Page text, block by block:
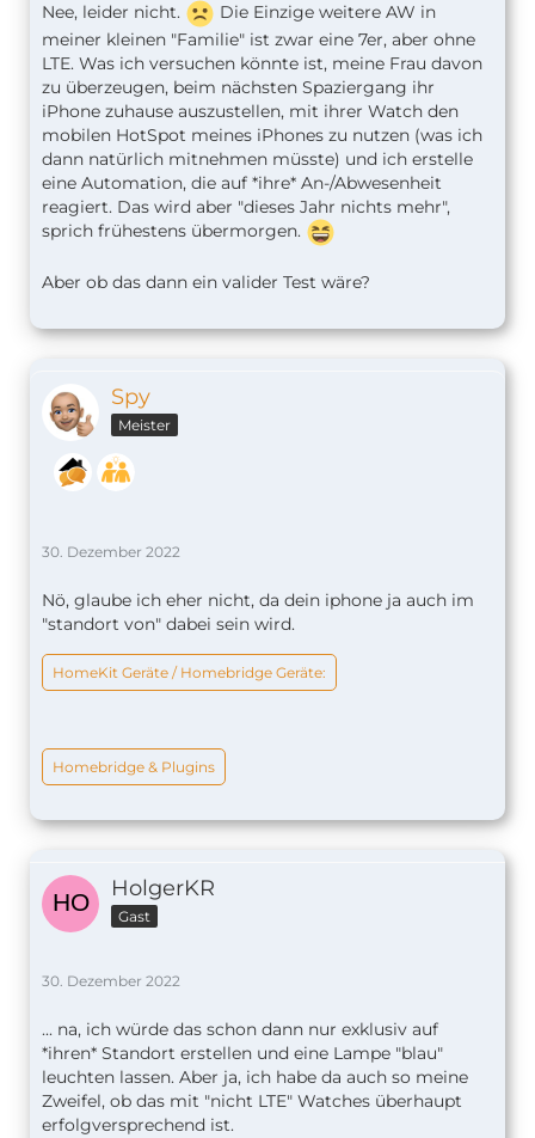
Nee, leider nicht.
Die Einzige weitere AW in
meiner kleinen "Familie" ist zwar eine 7er, aber ohne
LTE. Was ich versuchen könnte ist, meine Frau davon
zu überzeugen, beim nächsten Spaziergang ihr
iPhone zuhause auszustellen, mit ihrer Watch den
mobilen HotSpot meines iPhones zu nutzen (was ich
dann natürlich mitnehmen müsste) und ich erstelle
eine Automation, die auf *ihre* An-/Abwesenheit
reagiert. Das wird aber "dieses Jahr nichts mehr",
sprich frühestens übermorgen.
Aber ob das dann ein valider Test wäre?
Spy
Meister
30. Dezember 2022
Nö, glaube ich eher nicht, da dein iphone ja auch im
"standort von" dabei sein wird.
HomeKit Geräte / Homebridge Geräte:
Homebridge & Plugins
HolgerKR
Gast
30. Dezember 2022
... na, ich würde das schon dann nur exklusiv auf
*ihren* Standort erstellen und eine Lampe "blau"
leuchten lassen. Aber ja, ich habe da auch so meine
Zweifel, ob das mit "nicht LTE" Watches überhaupt
erfolgversprechend ist.